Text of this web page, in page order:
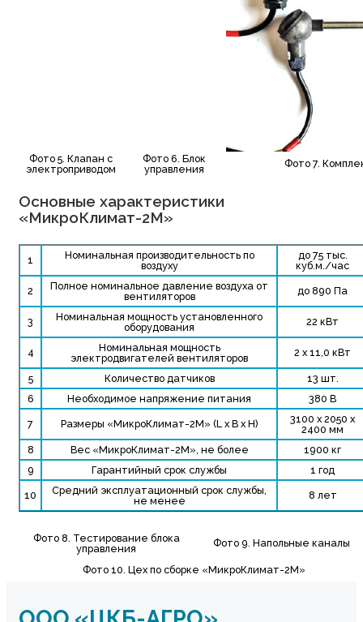
Фото 5. Клапан с
электроприводом
Фото 6. Блок
управления
Фото 7.
Основные характеристики
«МикроКлимат-2М»
1
Номинальная производительность по
воздуху
до 75 тыс.
куб.м./час
2
Полное номинальное давление воздуха от
вентиляторов
до 890 Па
3
Номинальная мощность установленного
оборудования
22 кВт
4
Номинальная мощность
электродвигателей вентиляторов
2 x 11,0 кВт
5 Количество датчиков
13 шт.
6
Необходимое напряжение питания 380 В
7 Размеры «МикроКлимат-2М» (L x B x H)
3100 х 2050 х
2400 мм
8
Вес «МикроКлимат-2М», не более
1900 кг
9
Гарантийный срок службы 1 год
10
Средний эксплуатационный срок службы,
не менее
8 лет
Фото 8. Тестирование блока
управления
Фото 9. Напольные каналы
Фото 10. Цех по сборке «МикроКлимат-2М»